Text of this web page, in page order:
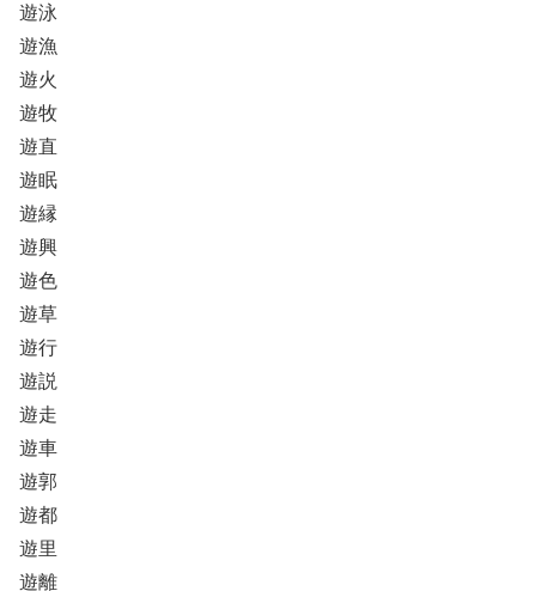
遊泳
遊漁
遊火
遊牧
遊直
遊眠
遊縁
遊興
遊色
遊草
遊行
遊説
遊走
遊車
遊郭
遊都
遊里
遊離